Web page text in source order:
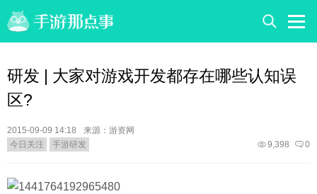
研发 | 大家对游戏开发都存在哪些认知误
区?
2015-09-09 14:18
来源：游资网
今日关注
手游研发 0
9,398